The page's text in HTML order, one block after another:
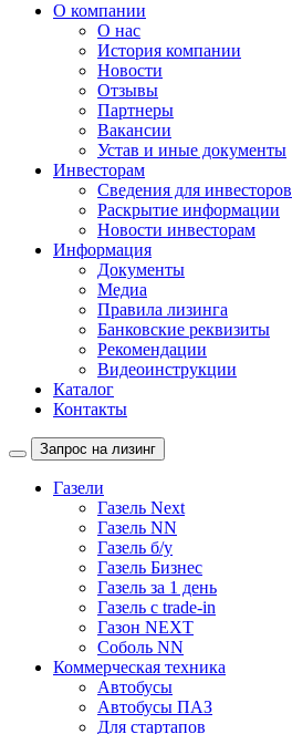
О компании
О нас
История компании
Новости
Отзывы
Партнеры
Вакансии
Устав и иные документы
Инвесторам
Сведения для инвесторов
Раскрытие информации
Новости инвесторам
Информация
Документы
Медиа
Правила лизинга
Банковские реквизиты
Рекомендации
Видеоинструкции
Каталог
Контакты
Запрос на лизинг
Газели
Газель Next
Газель NN
Газель б/у
Газель Бизнес
Газель за 1 день
Газель с trade-in
Газон NEXT
Соболь NN
Коммерческая техника
Автобусы
Автобусы ПАЗ
Для стартапов